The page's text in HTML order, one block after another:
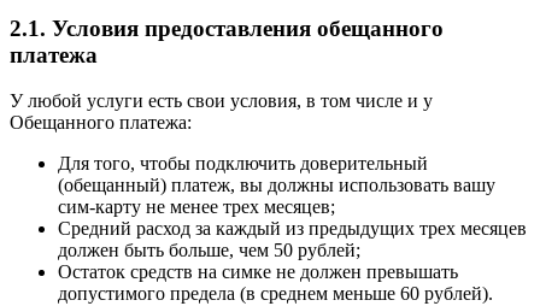
2.1. Условия предоставления обещанного
платежа
У любой услуги есть свои условия, в том числе и у
Обещанного платежа:
Для того, чтобы подключить доверительный
(обещанный) платеж, вы должны использовать вашу
сим-карту не менее трех месяцев;
Средний расход за каждый из предыдущих трех месяцев
должен быть больше, чем 50 рублей;
Остаток средств на симке не должен превышать
допустимого предела (в среднем меньше 60 рублей).